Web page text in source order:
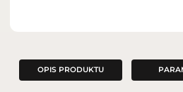
OPIS PRODUKTU